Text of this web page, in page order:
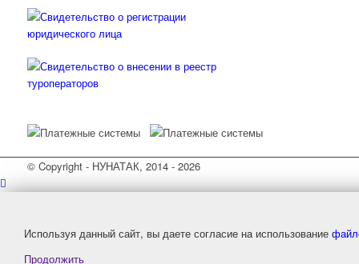
© Copyright - НУНАТАК, 2014 - 2026
Используя данный сайт, вы даете согласие на использование
Продолжить